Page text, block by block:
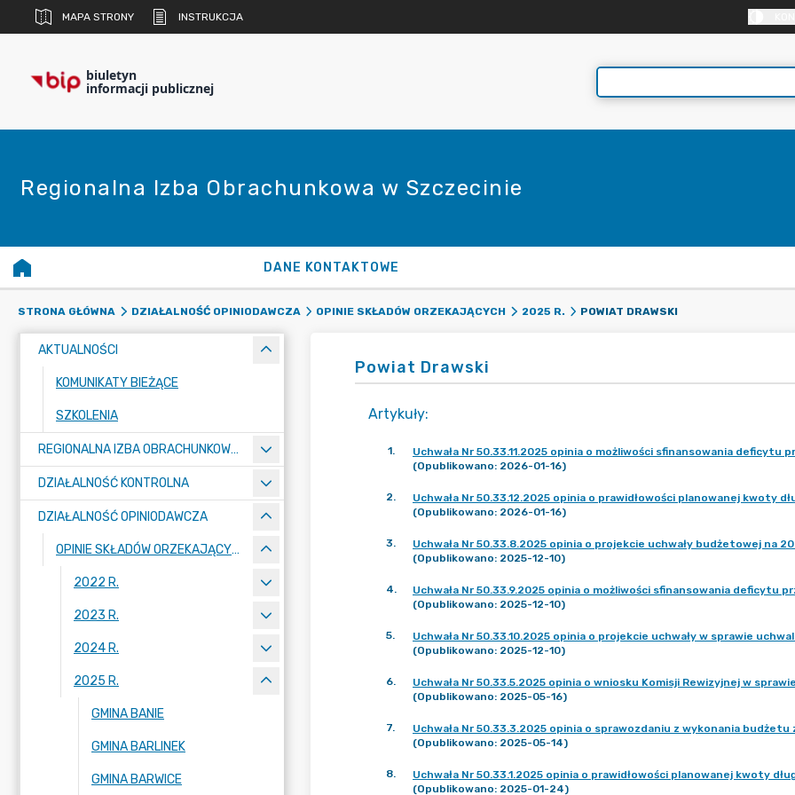
MAPA STRONY INSTRUKCJA
biuletyn
informacji publicznej
Regionalna Izba Obrachunkowa w Szczecinie
DANE KONTAKTOWE
STRONA GŁÓWNA DZIAŁALNOŚĆ OPINIODAWCZA OPINIE SKŁADÓW ORZEKAJĄCYCH 2025 R. POWIAT DRAWSKI
AKTUALNOŚCI
KOMUNIKATY BIEŻĄCE
SZKOLENIA
REGIONALNA IZBA OBRACHUNKOWA W SZCZECINIE
DZIAŁALNOŚĆ KONTROLNA
DZIAŁALNOŚĆ OPINIODAWCZA
OPINIE SKŁADÓW ORZEKAJĄCYCH
2022 R.
2023 R.
2024 R.
2025 R.
GMINA BANIE
GMINA BARLINEK
GMINA BARWICE
Powiat Drawski
Artykuły:
1.
Uchwała Nr 50.33.11.2025 opinia o możliwości sfinansowania
(Opublikowano: 2026-01-16)
2.
Uchwała Nr 50.33.12.2025 opinia o prawidłowości planowanej kwoty
(Opublikowano: 2026-01-16)
3.
Uchwała Nr 50.33.8.2025 opinia o projekcie uchwały budżetowej na
(Opublikowano: 2025-12-10)
4.
Uchwała Nr 50.33.9.2025 opinia o możliwości sfinansowania deficytu
(Opublikowano: 2025-12-10)
5.
Uchwała Nr 50.33.10.2025 opinia o projekcie uchwały w sprawie
(Opublikowano: 2025-12-10)
6.
Uchwała Nr 50.33.5.2025 opinia o wniosku Komisji Rewizyjnej w
(Opublikowano: 2025-05-16)
7.
Uchwała Nr 50.33.3.2025 opinia o sprawozdaniu z wykonania budżetu
(Opublikowano: 2025-05-14)
8.
Uchwała Nr 50.33.1.2025 opinia o prawidłowości planowanej kwoty
(Opublikowano: 2025-01-24)